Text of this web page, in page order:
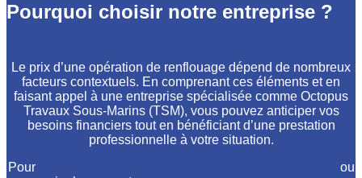
Pourquoi choisir notre entreprise ?
Le prix d’une opération de renflouage dépend de nombreux
facteurs contextuels. En comprenant ces éléments et en
faisant appel à une entreprise spécialisée comme Octopus
Travaux Sous-Marins (TSM), vous pouvez anticiper vos
besoins financiers tout en bénéficiant d’une prestation
professionnelle à votre situation.
Pour
ou